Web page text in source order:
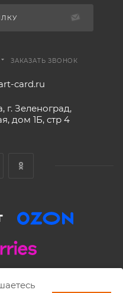
ЗАКАЗАТЬ ЗВОНОК
card.ru
г. Зеленоград,
дом 1Б, стр 4
Все права защищены.